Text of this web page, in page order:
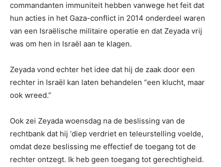
commandanten immuniteit hebben vanwege het feit dat
hun acties in het Gaza-conflict in 2014 onderdeel waren
van een Israëlische militaire operatie en dat Zeyada vrij
was om hen in Israël aan te klagen.
Zeyada vond echter het idee dat hij de zaak door een
rechter in Israël kan laten behandelen “een klucht, maar
ook wreed.”
Ook zei Zeyada woensdag na de beslissing van de
rechtbank dat hij ‘diep verdriet en teleurstelling voelde,
omdat deze beslissing me effectief de toegang tot de
rechter ontzegt. Ik heb geen toegang tot gerechtigheid.